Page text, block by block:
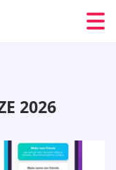
2026